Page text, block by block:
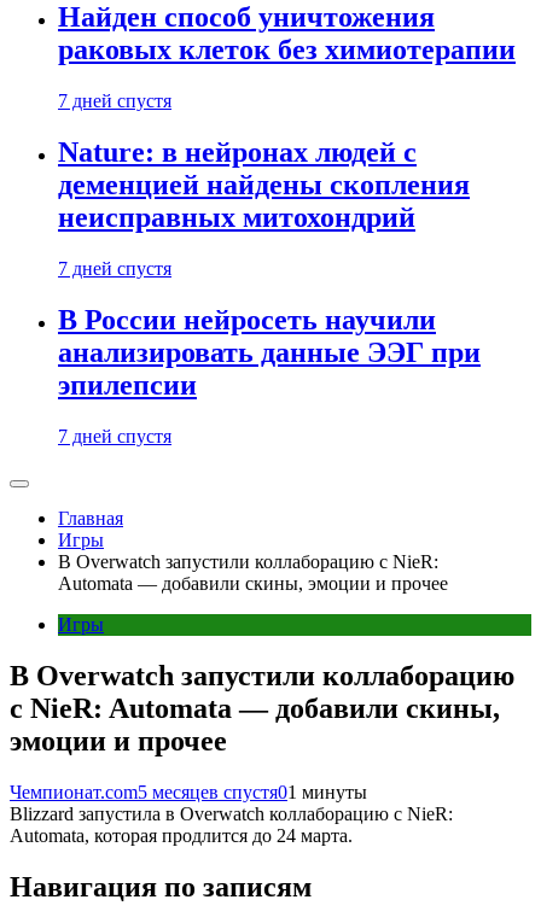
Найден способ уничтожения
раковых клеток без химиотерапии
7 дней спустя
Nature: в нейронах людей с
деменцией найдены скопления
неисправных митохондрий
7 дней спустя
В России нейросеть научили
анализировать данные ЭЭГ при
эпилепсии
7 дней спустя
Главная
Игры
В Overwatch запустили коллаборацию с NieR:
Automata — добавили скины, эмоции и прочее
Игры
В Overwatch запустили коллаборацию
с NieR: Automata — добавили скины,
эмоции и прочее
Чемпионат.com5 месяцев спустя01 минуты
Blizzard запустила в Overwatch коллаборацию с NieR:
Automata, которая продлится до 24 марта.
Навигация по записям